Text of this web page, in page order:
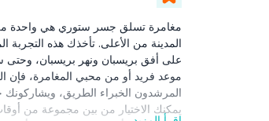
مغامرة تسلق جسر ستوري هي واحدة من
على أفق بريسبان ونهر بريسبان، وحتى
موعد فريد أو من محبي المغامرة، فإن
المرشدون الخبراء الطريق،
يمكنك الاختيار من بين مجموعة من